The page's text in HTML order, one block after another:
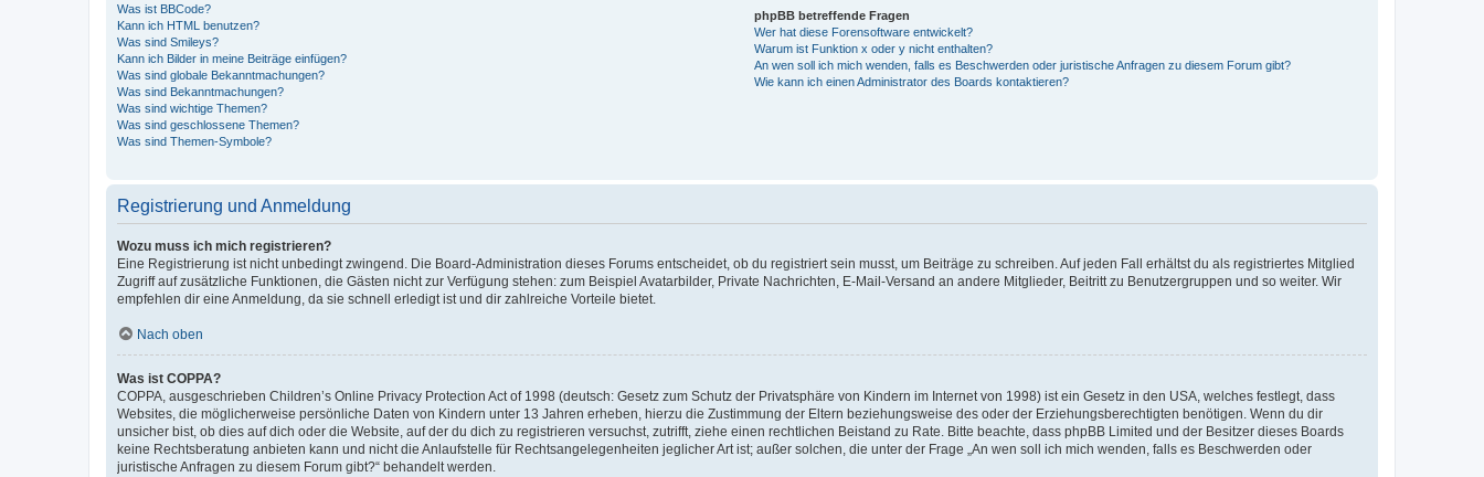
Was ist BBCode?
Kann ich HTML benutzen?
Was sind Smileys?
Kann ich Bilder in meine Beiträge einfügen?
Was sind globale Bekanntmachungen?
Was sind Bekanntmachungen?
Was sind wichtige Themen?
Was sind geschlossene Themen?
Was sind Themen-Symbole?
phpBB betreffende Fragen
Wer hat diese Forensoftware entwickelt?
Warum ist Funktion x oder y nicht enthalten?
An wen soll ich mich wenden, falls es Beschwerden oder juristische Anfragen zu diesem Forum gibt?
Wie kann ich einen Administrator des Boards kontaktieren?
Registrierung und Anmeldung
Wozu muss ich mich registrieren?
Eine Registrierung ist nicht unbedingt zwingend. Die Board-Administration dieses Forums entscheidet, ob du registriert sein musst, um Beiträge zu schreiben. Auf jeden Fall erhältst du als registriertes Mitglied
Zugriff auf zusätzliche Funktionen, die Gästen nicht zur Verfügung stehen: zum Beispiel Avatarbilder, Private Nachrichten, E-Mail-Versand an andere Mitglieder, Beitritt zu Benutzergruppen und so weiter. Wir
empfehlen dir eine Anmeldung, da sie schnell erledigt ist und dir zahlreiche Vorteile bietet.
Nach oben
Was ist COPPA?
COPPA, ausgeschrieben Children’s Online Privacy Protection Act of 1998 (deutsch: Gesetz zum Schutz der Privatsphäre von Kindern im Internet von 1998) ist ein Gesetz in den USA, welches festlegt, dass
Websites, die möglicherweise persönliche Daten von Kindern unter 13 Jahren erheben, hierzu die Zustimmung der Eltern beziehungsweise des oder der Erziehungsberechtigten benötigen. Wenn du dir
unsicher bist, ob dies auf dich oder die Website, auf der du dich zu registrieren versuchst, zutrifft, ziehe einen rechtlichen Beistand zu Rate. Bitte beachte, dass phpBB Limited und der Besitzer dieses Boards
keine Rechtsberatung anbieten kann und nicht die Anlaufstelle für Rechtsangelegenheiten jeglicher Art ist; außer solchen, die unter der Frage „An wen soll ich mich wenden, falls es Beschwerden oder
juristische Anfragen zu diesem Forum gibt?“ behandelt werden.